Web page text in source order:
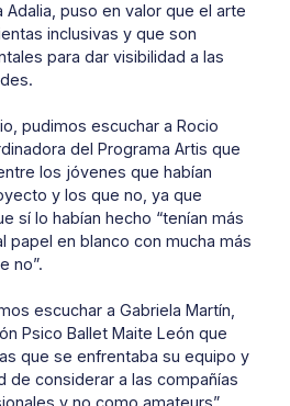
Adalia, puso en valor que el arte
inclusivas y que son
para dar visibilidad a las
pudimos escuchar a Rocio
del Programa Artis que
los jóvenes que habían
y los que no, ya que
sí lo habían hecho “tenían más
papel en blanco con mucha más
no”.
escuchar a Gabriela Martín,
Psico Ballet Maite León que
que se enfrentaba su equipo y
de considerar a las compañías
y no como amateurs”.